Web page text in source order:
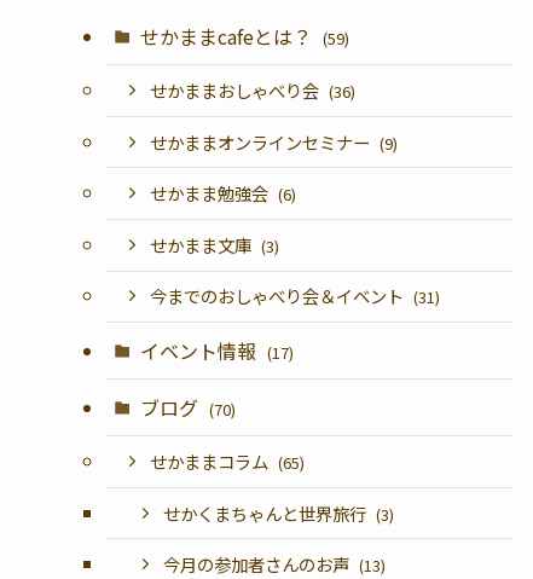
せかままcafeとは？ (59)
せかままおしゃべり会 (36)
せかままオンラインセミナー (9)
せかまま勉強会 (6)
せかまま文庫 (3)
今までのおしゃべり会＆イベント (31)
イベント情報 (17)
ブログ (70)
せかままコラム (65)
せかくまちゃんと世界旅行 (3)
今月の参加者さんのお声 (13)